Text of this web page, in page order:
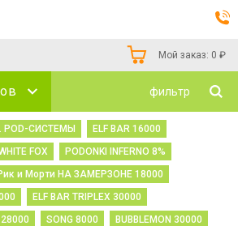
Мой заказ: 0 ₽
фильтр
СИСТЕМЫ
ELF BAR 16000
FOX
PODONKI INFERNO 8%
и Морти НА ЗАМЕРЗОНЕ 18000
ELF BAR TRIPLEX 30000
SONG 8000
BUBBLEMON 30000